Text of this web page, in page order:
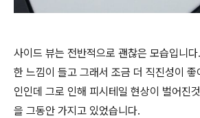
사이드 뷰는 전반적으로 괜찮은 모습입니
한 느낌이 들고 그래서 조금 더 직진성이
인인데 그로 인해 피시테일 현상이 벌어진
을 그동안 가지고 있었습니다.